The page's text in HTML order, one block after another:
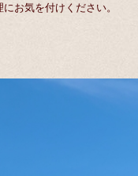
お気を付けください。